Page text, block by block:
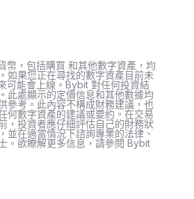
幣，包括購買 和其他數字資產，均
如果您正在尋找的數字資產目前未
可能會上線。Bybit 對任何投資結
此處顯示的定價信息和其他數據均
參考。此內容不構成財務建議，也
何數字資產的建議或要約。在交易
，投資者應仔細評估自己的財務狀
並在適當情況下諮詢專業的法律、
。欲瞭解更多信息，請參閱 Bybit